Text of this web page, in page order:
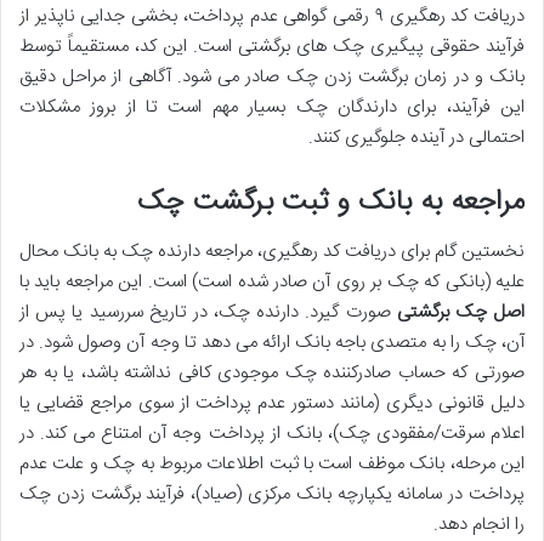
دریافت کد رهگیری ۹ رقمی گواهی عدم پرداخت، بخشی جدایی ناپذیر از
فرآیند حقوقی پیگیری چک های برگشتی است. این کد، مستقیماً توسط
بانک و در زمان برگشت زدن چک صادر می شود. آگاهی از مراحل دقیق
این فرآیند، برای دارندگان چک بسیار مهم است تا از بروز مشکلات
احتمالی در آینده جلوگیری کنند.
مراجعه به بانک و ثبت برگشت چک
نخستین گام برای دریافت کد رهگیری، مراجعه دارنده چک به بانک محال
علیه (بانکی که چک بر روی آن صادر شده است) است. این مراجعه باید با
اصل چک برگشتی صورت گیرد. دارنده چک، در تاریخ سررسید یا پس از
آن، چک را به متصدی باجه بانک ارائه می دهد تا وجه آن وصول شود. در
صورتی که حساب صادرکننده چک موجودی کافی نداشته باشد، یا به هر
دلیل قانونی دیگری (مانند دستور عدم پرداخت از سوی مراجع قضایی یا
اعلام سرقت/مفقودی چک)، بانک از پرداخت وجه آن امتناع می کند. در
این مرحله، بانک موظف است با ثبت اطلاعات مربوط به چک و علت عدم
پرداخت در سامانه یکپارچه بانک مرکزی (صیاد)، فرآیند برگشت زدن چک
را انجام دهد.